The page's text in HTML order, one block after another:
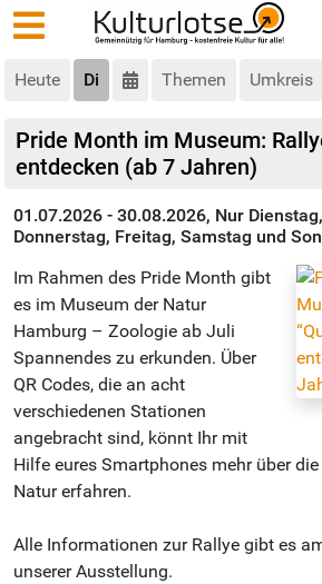
Heute Di Themen Umkreis
Pride Month im Museum:
entdecken (ab 7 Jahren)
01.07.2026 - 30.08.2026, Nur
Donnerstag, Freitag, Samstag und
Im Rahmen des Pride Month gibt
es im Museum der Natur
Hamburg – Zoologie ab Juli
Spannendes zu erkunden. Über
QR Codes, die an acht
verschiedenen Stationen
angebracht sind, könnt Ihr mit
Hilfe eures Smartphones mehr über
Natur erfahren.
Alle Informationen zur Rallye gibt es
unserer Ausstellung.